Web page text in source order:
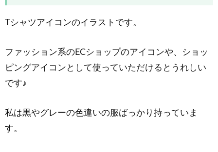
Tシャツアイコンのイラストです。
ファッション系のECショップのアイコンや、ショッ
ピングアイコンとして使っていただけるとうれしい
です♪
私は黒やグレーの色違いの服ばっかり持っていま
す。